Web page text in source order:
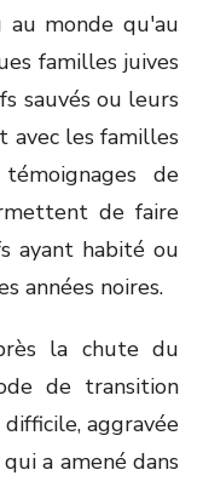
au monde qu'au
familles juives
sauvés ou leurs
avec les familles
de
de faire
ayant habité ou
années noires.
la chute du
de transition
aggravée
a amené dans